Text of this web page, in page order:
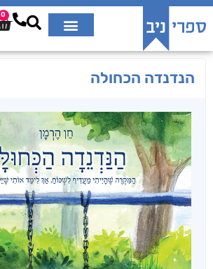
0
הנדנדה הכחולה